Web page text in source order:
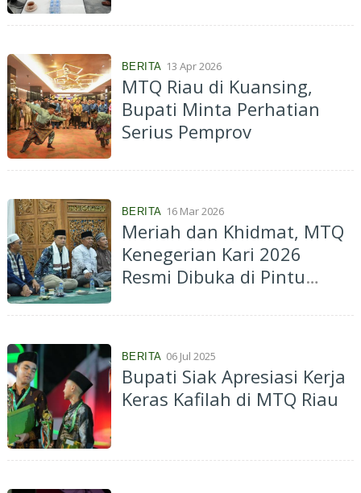
BERITA 13 Apr 2026
MTQ Riau di Kuansing,
Bupati Minta Perhatian
Serius Pemprov
BERITA 16 Mar 2026
Meriah dan Khidmat, MTQ
Kenegerian Kari 2026
Resmi Dibuka di Pintu
BERITA 06 Jul 2025
Bupati Siak Apresiasi Kerja
Keras Kafilah di MTQ Riau